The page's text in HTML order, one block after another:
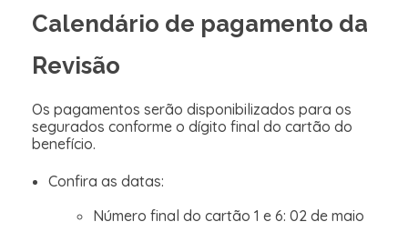
Calendário de pagamento da
Revisão
Os pagamentos serão disponibilizados para os
segurados conforme o dígito final do cartão do
benefício.
Confira as datas:
Número final do cartão 1 e 6: 02 de maio